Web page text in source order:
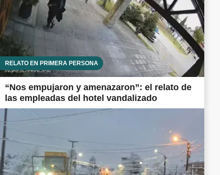
RELATO EN PRIMERA PERSONA
“Nos empujaron y amenazaron”: el relato de
las empleadas del hotel vandalizado